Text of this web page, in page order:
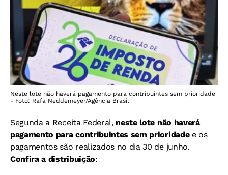
Neste lote não haverá pagamento para contribuintes sem prioridade
- Foto: Rafa Neddemeyer/Agência Brasil
Segunda a Receita Federal, neste lote não haverá
pagamento para contribuintes sem prioridadee os
pagamentos são realizados no dia 30 de junho.
Confira a distribuição: